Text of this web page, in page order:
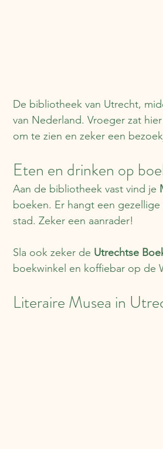
De bibliotheek van Utrecht,
van Nederland. Vroeger zat
om te zien en zeker een
Eten en drinken op
Aan de bibliotheek vast vind je
boeken. Er hangt een
stad. Zeker een aanrader!
Sla ook zeker de Utrechtse
boekwinkel en koffiebar op de
Literaire Musea in